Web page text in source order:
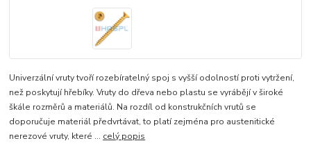
Univerzální vruty tvoří rozebíratelný spoj s vyšší odolností proti vytržení,
než poskytují hřebíky. Vruty do dřeva nebo plastu se vyrábějí v široké
škále rozměrů a materiálů. Na rozdíl od konstrukčních vrutů se
doporučuje materiál předvrtávat, to platí zejména pro austenitické
nerezové vruty, které ... celý popis